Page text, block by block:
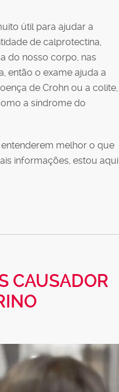
útil para ajudar a
de calprotectina,
do nosso corpo, nas
então o exame ajuda a
de Crohn ou a colite,
a síndrome do
melhor o que
informações, estou aqui
CAUSADOR